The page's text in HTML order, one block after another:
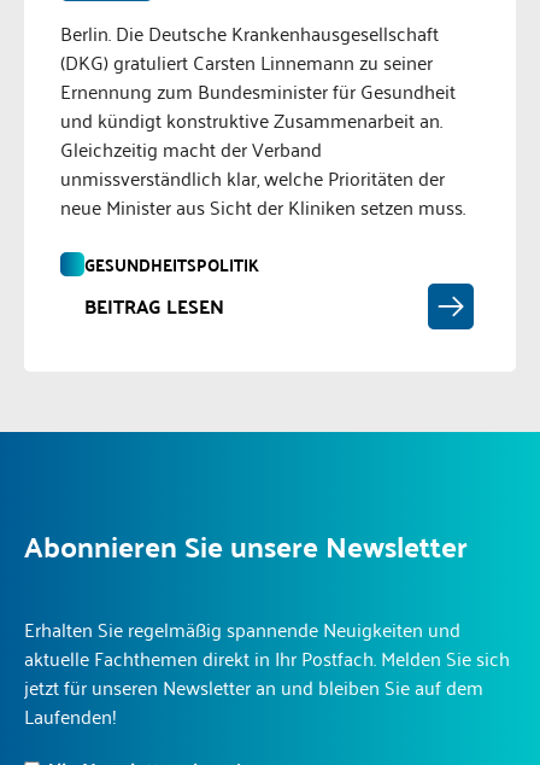
Berlin. Die Deutsche Krankenhausgesellschaft
(DKG) gratuliert Carsten Linnemann zu seiner
Ernennung zum Bundesminister für Gesundheit
und kündigt konstruktive Zusammenarbeit an.
Gleichzeitig macht der Verband
unmissverständlich klar, welche Prioritäten der
neue Minister aus Sicht der Kliniken setzen muss.
GESUNDHEITSPOLITIK
BEITRAG LESEN
Abonnieren Sie unsere Newsletter
Erhalten Sie regelmäßig spannende Neuigkeiten und
aktuelle Fachthemen direkt in Ihr Postfach. Melden Sie sich
jetzt für unseren Newsletter an und bleiben Sie auf dem
Laufenden!